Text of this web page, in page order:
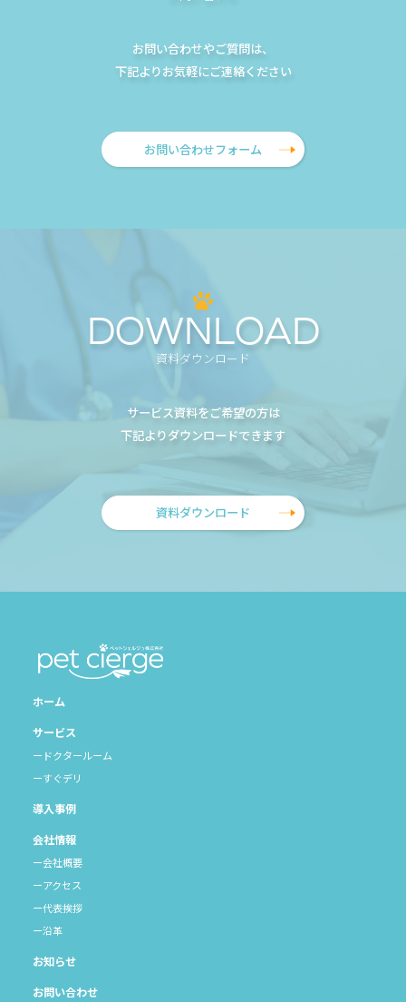
お問い合わせやご質問は、
下記よりお気軽にご連絡ください
お問い合わせフォーム
DOWNLOAD
資料ダウンロード
サービス資料をご希望の方は
下記よりダウンロードできます
資料ダウンロード
ホーム
サービス
ドクタールーム
すぐデリ
導入事例
会社情報
会社概要
アクセス
代表挨拶
沿革
お知らせ
お問い合わせ